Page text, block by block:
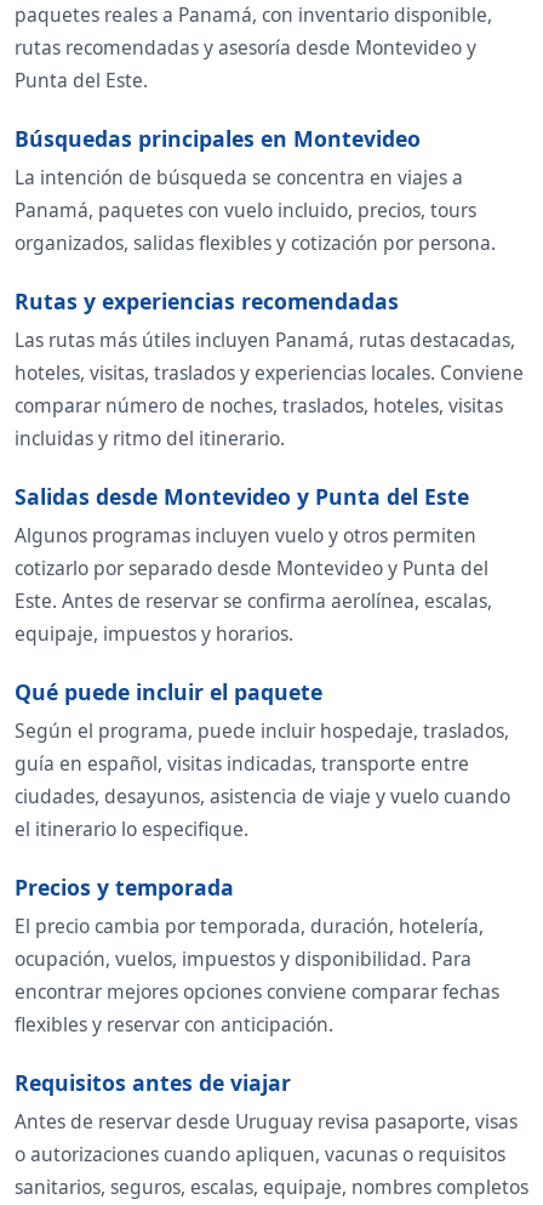
paquetes reales a Panamá, con inventario disponible,
rutas recomendadas y asesoría desde Montevideo y
Punta del Este.
Búsquedas principales en Montevideo
La intención de búsqueda se concentra en viajes a
Panamá, paquetes con vuelo incluido, precios, tours
organizados, salidas flexibles y cotización por persona.
Rutas y experiencias recomendadas
Las rutas más útiles incluyen Panamá, rutas destacadas,
hoteles, visitas, traslados y experiencias locales. Conviene
comparar número de noches, traslados, hoteles, visitas
incluidas y ritmo del itinerario.
Salidas desde Montevideo y Punta del Este
Algunos programas incluyen vuelo y otros permiten
cotizarlo por separado desde Montevideo y Punta del
Este. Antes de reservar se confirma aerolínea, escalas,
equipaje, impuestos y horarios.
Qué puede incluir el paquete
Según el programa, puede incluir hospedaje, traslados,
guía en español, visitas indicadas, transporte entre
ciudades, desayunos, asistencia de viaje y vuelo cuando
el itinerario lo especifique.
Precios y temporada
El precio cambia por temporada, duración, hotelería,
ocupación, vuelos, impuestos y disponibilidad. Para
encontrar mejores opciones conviene comparar fechas
flexibles y reservar con anticipación.
Requisitos antes de viajar
Antes de reservar desde Uruguay revisa pasaporte, visas
o autorizaciones cuando apliquen, vacunas o requisitos
sanitarios, seguros, escalas, equipaje, nombres completos